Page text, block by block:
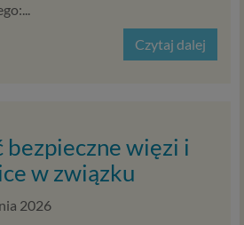
Czytaj dalej
bezpieczne więzi i
w związku
2026